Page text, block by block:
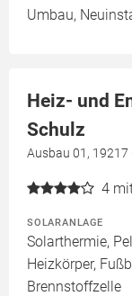
Umbau,
Heiz- und
Schulz
Ausbau 01,
4
SOLARANLAGE
Solarthermie,
Heizkörper,
Brennstoffzelle